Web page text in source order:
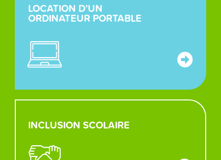
LOCATION D’UN
ORDINATEUR PORTABLE
INCLUSION SCOLAIRE